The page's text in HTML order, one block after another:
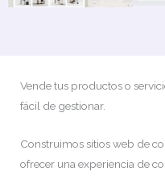
Vende tus productos o
fácil de gestionar.
Construimos sitios web de
ofrecer una experiencia de